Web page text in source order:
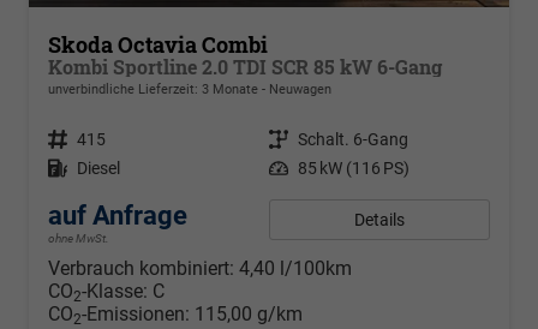
Skoda Octavia Combi
Kombi Sportline 2.0 TDI SCR 85 kW 6-Gang
unverbindliche Lieferzeit: 3 Monate Neuwagen
Fahrzeugnr. 415 Getriebe Schalt. 6-Gang
Kraftstoff Diesel Leistung 85 kW (116 PS)
auf Anfrage
ohne MwSt.
Details
Verbrauch kombiniert: 4,40 l/100km
CO2-Klasse: C
CO2-Emissionen: 115,00 g/km